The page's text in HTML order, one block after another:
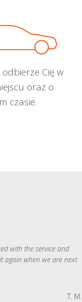
Cię w
oraz o
czasie.
with the service and
again when we are next
T. M.